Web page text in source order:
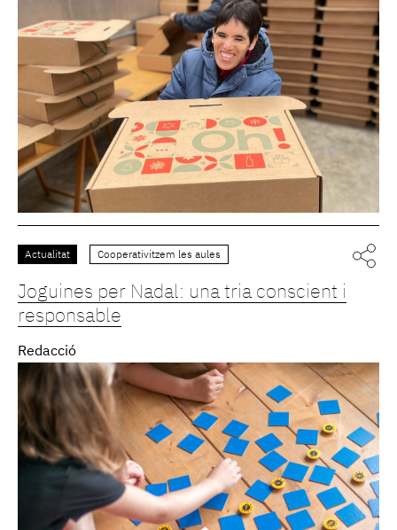
Actualitat Cooperativitzem les aules
Joguines per Nadal: una tria conscient i
responsable
Redacció